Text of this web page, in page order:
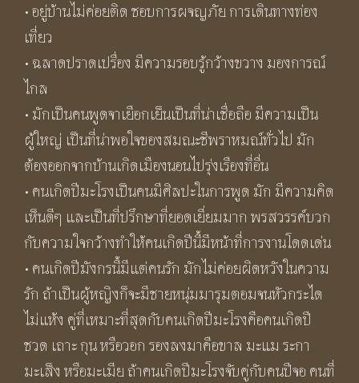
• อยู่บ้านไม่ค่อยติด ชอบการผจญภัย การเดินทางท่อง
เที่ยว
• ฉลาดปราดเปรื่อง มีความรอบรู้กว้างขวาง มองการณ์
ไกล
• มักเป็นคนพูดจาเยือกเย็นเป็นที่น่าเชื่อถือ มีความเป็น
ผู้ใหญ่ เป็นที่น่าพอใจของสมณะชีพราหมณ์ทั่วไป มัก
ต้องออกจากบ้านเกิดเมืองนอนไปรุ่งเรืองที่อื่น
• คนเกิดปีมะโรงเป็นคนมีศิลปะในการพูด มัก มีความคิด
เห็นดีๆ และเป็นที่ปรึกษาที่ยอดเยี่ยมมาก พรสวรรค์บวก
กับความใจกว้างทำให้คนเกิดปีนี้มีหน้าที่การงานโดดเด่น
• คนเกิดปีมังกรนี้มีแต่คนรัก มักไม่ค่อยผิดหวังในความ
รัก ถ้าเป็นผู้หญิงก็จะมีชายหนุ่มมารุมตอมจนหัวกระได
ไม่แห้ง คู่ที่เหมาะที่สุดกับคนเกิดปีมะโรงคือคนเกิดปี
ชวด เถาะ กุน หรือวอก รองลงมาคือขาล มะแม ระกา
มะเส็ง หรือมะเมีย ถ้าคนเกิดปีมะโรงจับคู่กับคนปีจอ คนที่